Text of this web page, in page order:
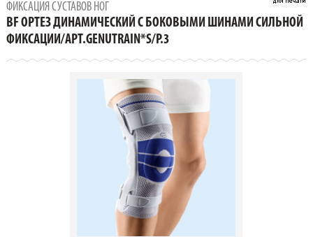
ФИКСАЦИИ/АРТ.GENUTRAIN*S/Р.3
ФИКСАЦИЯ СУСТАВОВ НОГ
BF ОРТЕЗ ДИНАМИЧЕСКИЙ С БОКОВЫМИ ШИНАМИ СИЛЬНОЙ
ФИКСАЦИИ/АРТ.GENUTRAIN*S/Р.3